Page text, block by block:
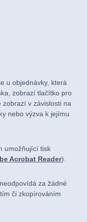
u objednávky, která
zobrazí tlačítko pro
zobrazí v závislosti na
nebo výzva k jejímu
umožňující tisk
Acrobat Reader).
za žádné
či zkopírováním